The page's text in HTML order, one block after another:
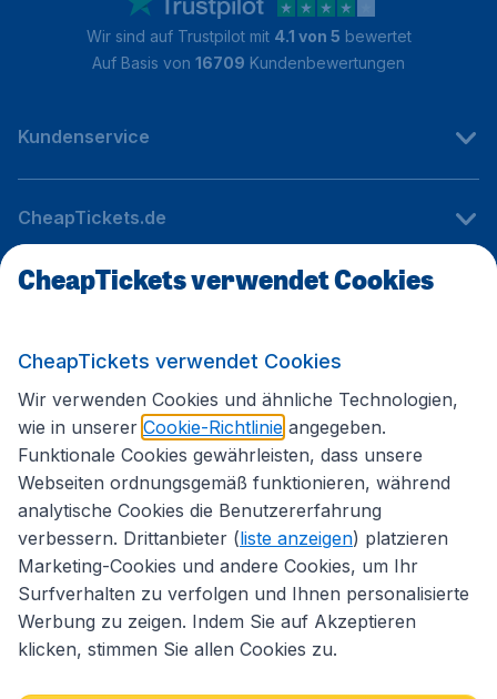
Wir sind auf Trustpilot mit 4.1 von 5 bewertet
Auf Basis von 16709 Kundenbewertungen
Kundenservice
CheapTickets.de
Internationale Webseiten
Folgen Sie uns:
CheapTickets verwendet Cookies
CheapTickets verwendet Cookies
Wir verwenden Cookies und ähnliche Technologien,
wie in unserer Cookie-Richtlinie angegeben.
Funktionale Cookies gewährleisten, dass unsere
Webseiten ordnungsgemäß funktionieren, während
analytische Cookies die Benutzererfahrung
verbessern. Drittanbieter (liste anzeigen) platzieren
Marketing-Cookies und andere Cookies, um Ihr
Surfverhalten zu verfolgen und Ihnen personalisierte
Werbung zu zeigen. Indem Sie auf Akzeptieren
klicken, stimmen Sie allen Cookies zu.